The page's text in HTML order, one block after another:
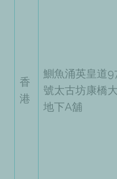
香
港
鰂魚涌英皇道
號太古坊康橋
地下A舖